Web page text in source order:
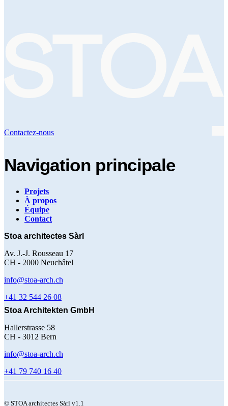
Contactez-nous
Navigation principale
Projets
À propos
Équipe
Contact
Stoa architectes Sàrl
Av. J.-J. Rousseau 17
CH - 2000 Neuchâtel
info@stoa-arch.ch
+41 32 544 26 08
Stoa Architekten GmbH
Hallerstrasse 58
CH - 3012 Bern
info@stoa-arch.ch
+41 79 740 16 40
© STOA architectes Sàrl v1.1